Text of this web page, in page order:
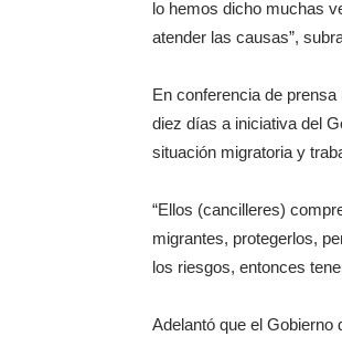
lo hemos dicho muchas
atender las causas”,
En conferencia de
diez días a iniciativa del
situación migratoria y
“Ellos (cancilleres)
migrantes, protegerlos,
los riesgos, entonces
Adelantó que el Gobierno